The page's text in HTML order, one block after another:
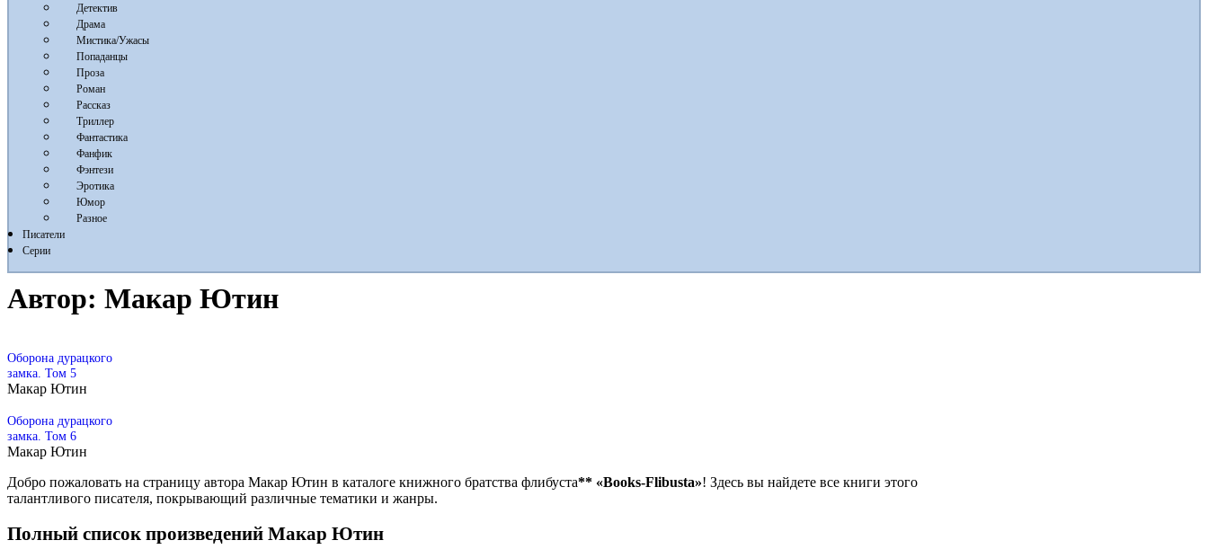
Детектив
Драма
Мистика/Ужасы
Попаданцы
Проза
Роман
Рассказ
Триллер
Фантастика
Фанфик
Фэнтези
Эротика
Юмор
Разное
Писатели
Серии
Автор: Макар Ютин
Оборона дурацкого
замка. Том 5
Макар Ютин
Оборона дурацкого
замка. Том 6
Макар Ютин
Добро пожаловать на страницу автора Макар Ютин в каталоге книжного братства флибуста** «Books-Flibusta»! Здесь вы найдете все книги этого
талантливого писателя, покрывающий различные тематики и жанры.
Полный список произведений Макар Ютин